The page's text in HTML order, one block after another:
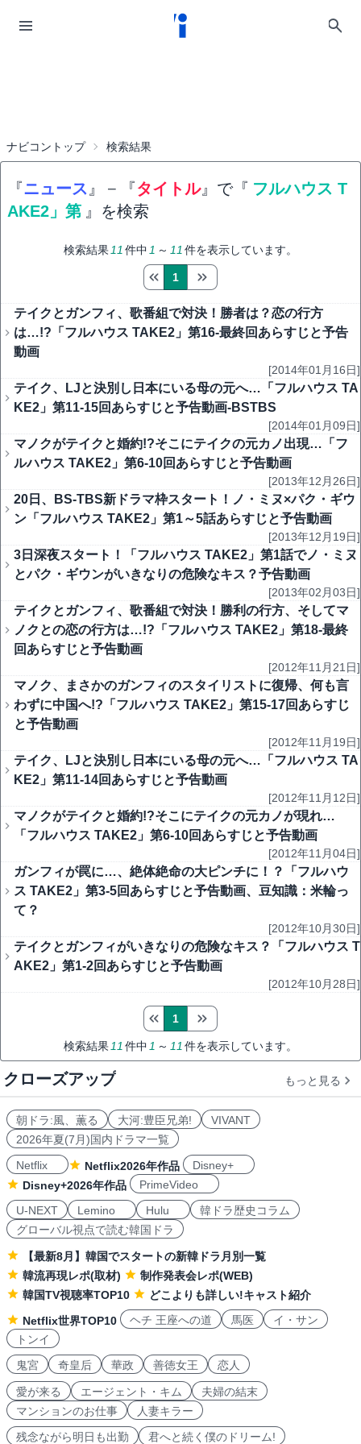
ナビコントップ 検索結果
『ニュース 』 − 『タイトル』で『 フルハウス T
AKE2」第 』を検索
検索結果 11 件中 1 ～ 11 件を表示しています。
1
テイクとガンフィ、歌番組で対決！勝者は？恋の行方
は…!?「フルハウス TAKE2」第16-最終回あらすじと予告
動画
[2014年01月16日]
テイク、LJと決別し日本にいる母の元へ…「フルハウス TA
KE2」第11-15回あらすじと予告動画-BSTBS
[2014年01月09日]
マノクがテイクと婚約!?そこにテイクの元カノ出現…「フ
ルハウス TAKE2」第6-10回あらすじと予告動画
[2013年12月26日]
20日、BS-TBS新ドラマ枠スタート！ノ・ミヌ×パク・ギウ
ン「フルハウス TAKE2」第1～5話あらすじと予告動画
[2013年12月19日]
3日深夜スタート！「フルハウス TAKE2」第1話でノ・ミヌ
とパク・ギウンがいきなりの危険なキス？予告動画
[2013年02月03日]
テイクとガンフィ、歌番組で対決！勝利の行方、そしてマ
ノクとの恋の行方は…!?「フルハウス TAKE2」第18-最終
回あらすじと予告動画
[2012年11月21日]
マノク、まさかのガンフィのスタイリストに復帰、何も言
わずに中国へ!?「フルハウス TAKE2」第15-17回あらすじ
と予告動画
[2012年11月19日]
テイク、LJと決別し日本にいる母の元へ…「フルハウス TA
KE2」第11-14回あらすじと予告動画
[2012年11月12日]
マノクがテイクと婚約!?そこにテイクの元カノが現れ…
「フルハウス TAKE2」第6-10回あらすじと予告動画
[2012年11月04日]
ガンフィが罠に…、絶体絶命の大ピンチに！？「フルハウ
ス TAKE2」第3-5回あらすじと予告動画、豆知識：米輪っ
て？
[2012年10月30日]
テイクとガンフィがいきなりの危険なキス？「フルハウス T
AKE2」第1-2回あらすじと予告動画
[2012年10月28日]
検索結果 11 件中 1 ～ 11 件を表示しています。
1
クローズアップ もっと見る
朝ドラ:風、薫る 大河:豊臣兄弟!
VIVANT
2026年夏(7月)国内ドラマ一覧
Netflix
Netflix2026年作品
Disney+
Disney+2026年作品
PrimeVideo
U-NEXT
Lemino Hulu
韓ドラ歴史コラム
グローバル視点で読む韓国ドラ
【最新8月】韓国でスタートの新韓ドラ月別一覧
韓流再現レポ(取材)
制作発表会レポ(WEB)
韓国TV視聴率TOP10
どこよりも詳しい!キャスト紹介
Netflix世界TOP10
ヘチ 王座への道 馬医
イ・サン
トンイ
鬼宮
奇皇后 華政 善徳女王 恋人
愛が来る エージェント・キム
夫婦の結末
マンションのお仕事
人妻キラー
残念ながら明日も出勤
君へと続く僕のドリーム!